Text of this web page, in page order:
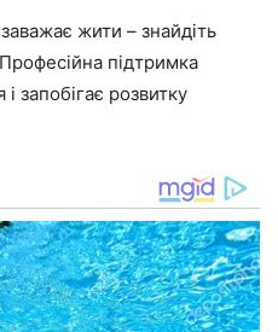
жити – знайдіть
підтримка
запобігає розвитку